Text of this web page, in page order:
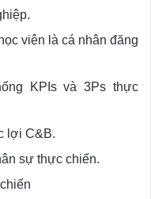
viên là cá nhân đăng
KPIs và 3Ps thực
lợi C&B.
sự thực chiến.